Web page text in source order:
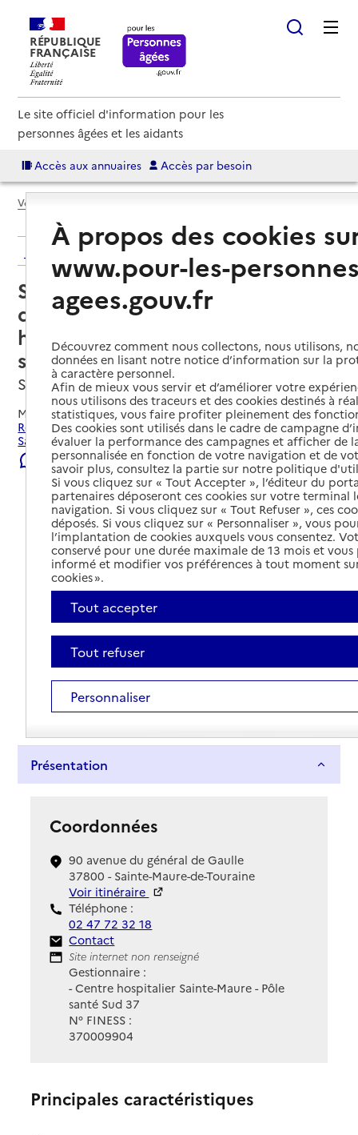
RÉPUBLIQUE
FRANÇAISE
Le site officiel d'information pour les
personnes âgées et les aidants
Accès aux annuaires Accès par besoin
Voir le fil d’Ariane
Retour aux résultats de l'annuaire
Service de soins infirmiers à
domicile – SSIAD - Centre
hospitalier Sainte-Maure - Pôle
santé Sud 37
Sainte-Maure-de-Touraine, INDRE-ET-LOIRE
Mis à jour le06/08/2026
Rechercher les établissements et services autour de
Sainte-Maure-de-Touraine.
Signaler une erreur
Présentation
Coordonnées
90 avenue du général de Gaulle
37800 - Sainte-Maure-de-Touraine
Voir itinéraire
Téléphone :
02 47 72 32 18
Contact
Contact
Site Internet
Site internet non renseigné
Gestionnaire :
- Centre hospitalier Sainte-Maure - Pôle
santé Sud 37
N° FINESS :
370009904
Principales caractéristiques
À propos des cookies
www.pour-les-
agees.gouv.fr
Découvrez comment nous collectons, nous utilisons,
données en lisant notre notice d’information sur la
à caractère personnel.
Afin de mieux vous servir et d’améliorer votre
nous utilisons des traceurs et des cookies destinés à
statistiques, vous faire profiter pleinement des
Des cookies sont utilisés dans le cadre de campagne
évaluer la performance des campagnes et afficher de
personnalisée en fonction de votre navigation et de
savoir plus, consultez la partie sur notre politique
Si vous cliquez sur « Tout Accepter », l’éditeur du
partenaires déposeront ces cookies sur votre terminal
navigation. Si vous cliquez sur « Tout Refuser », ces
déposés. Si vous cliquez sur « Personnaliser », vous
l’implantation de cookies auxquels vous consentez.
conservé pour une durée maximale de 13 mois et
informé et modifier vos préférences à tout moment
cookies ».
Tout accepter
Tout refuser
Personnaliser